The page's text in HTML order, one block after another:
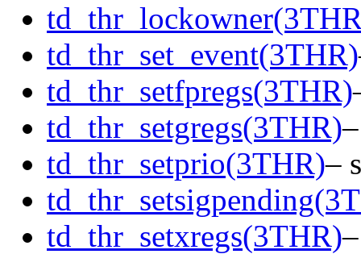
td_thr_set_event(3THR)
td_thr_setfpregs(3THR)
td_thr_setgregs(3THR)
td_thr_setprio(3THR)–
td_thr_setxregs(3THR)